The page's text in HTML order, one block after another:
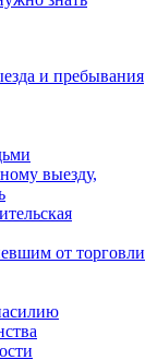
и пребывания
выезду,
от торговли